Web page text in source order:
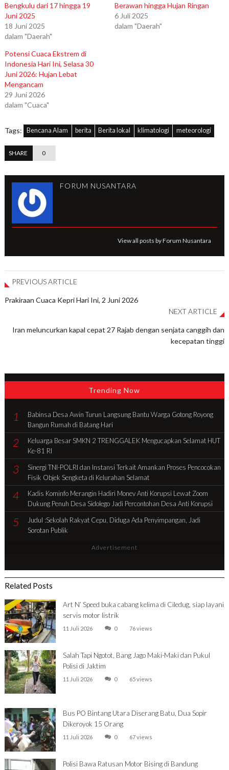
Bengkulu dari 17 hingga 19
Juni 2025
18 Juni 2025
dalam "Daerah"
Berawan hingga Hujan Ringan
6 Juli 2025
dalam "Daerah"
Potensi Cuaca Ekstrem di
Indonesia Hari Ini, Selasa 30
Juni 2026: Hujan Lebat
Mengancam
29 Juni 2026
dalam "Cuaca"
Tags: Bencana Alam berita Berita lokal klimatologi meteorologi
SHARE 0
FORUM NUSANTARA
View all posts by Forum Nusantara
PREVIOUS ARTICLE
Prakiraan Cuaca Kepri Hari Ini, 2 Juni 2026
NEXT ARTICLE
Iran meluncurkan kapal cepat 27 Rajab dengan senjata canggih dan
kecepatan tinggi
Trending Now
1
Babinsa Desa Awin Turun Langsung Bantu Warga Gotong Royong
Bangun Rumah di Batang Hari
2
Keluarga Besar SMKN 2 TRENGGALEK Mengucapkan Selamat HUT
Ke-81 RI
3
Sinergi TNI-POLRI dan Instansi Terkait Amankan Proses Pencocokan
Fisik Objek Sengketa di Kelurahan Selamat
4
Kadis Kominfo Merangin Hadiri Monev Anti Korupsi Lewat Zoom
Dukung Penuh Desa Sidolego Jadi Percontohan Desa Anti Korupsi
5
Judul :Sekolah Rakyat Cepu, Diduga Ada Penyimpangan, Jadi
Sorotan Publik
Advertisement
Related Posts
Art N’ Speed buka cabang kelima di Ciledug, siap layani
servis motor listrik
11 Juli 2026 0 76 views
Salah Tapi Ngotot, Bang Jago Maki-Maki dan Pukul
Polisi di Jaktim
11 Juli 2026 0 65 views
Bus PO Bintang Utara Diserang Batu, Dua Sopir
Dikeroyok 15 Orang
11 Juli 2026 0 67 views
Polisi Bawa Ratusan Motor Bising di Bandung